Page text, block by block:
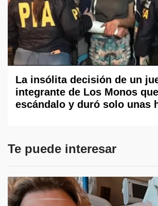
La insólita decisión de un
integrante de Los Monos
escándalo y duró solo unas
Te puede interesar